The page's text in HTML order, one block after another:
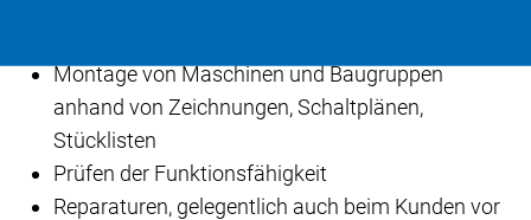
Montage von Maschinen und Baugruppen
anhand von Zeichnungen, Schaltplänen,
Stücklisten
Prüfen der Funktionsfähigkeit
Reparaturen, gelegentlich auch beim Kunden vor